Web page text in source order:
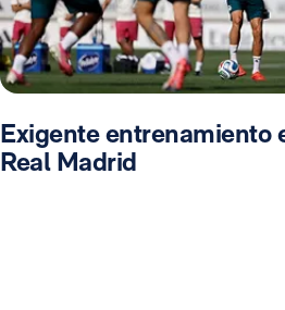
Exigente entrenamiento
Real Madrid